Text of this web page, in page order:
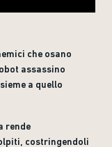
che osano
assassino
a quello
rende
costringendoli